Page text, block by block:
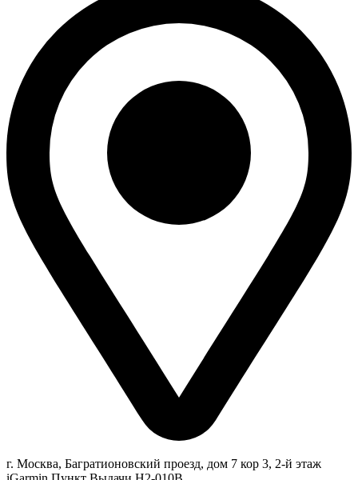
г. Москва, Багратионовский проезд, дом 7 кор 3, 2-й этаж